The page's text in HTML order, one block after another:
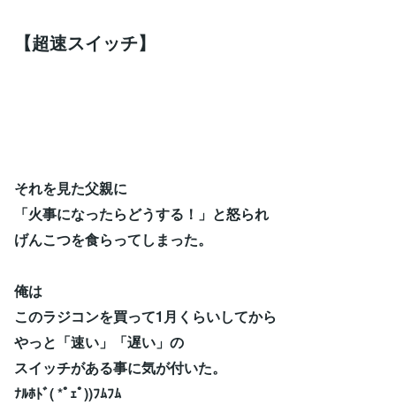
【超速スイッチ】
それを見た父親に
「火事になったらどうする！」と怒られ
げんこつを食らってしまった。
俺は
このラジコンを買って1月くらいしてから
やっと「速い」「遅い」の
スイッチがある事に気が付いた。
ﾅﾙﾎﾄﾞ( *ﾟｪﾟ))ﾌﾑﾌﾑ